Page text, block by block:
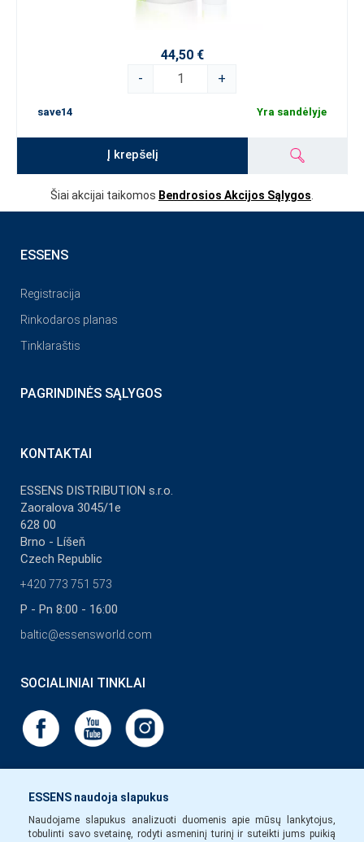
44,50 €
-
+
save14 Yra sandėlyje
Į krepšelį
Šiai akcijai taikomos Bendrosios Akcijos Sąlygos
ESSENS naudoja slapukus
Naudojame slapukus analizuoti duomenis apie mūsų lankytojus,
tobulinti savo svetainę, rodyti asmeninį turinį ir suteikti jums puikią
ESSENS
Registracija
Rinkodaros planas
Tinklaraštis
PAGRINDINĖS SĄLYGOS
KONTAKTAI
ESSENS DISTRIBUTION s.r.o.
Zaoralova 3045/1e
628 00
Brno - Líšeň
Czech Republic
+420 773 751 573
P - Pn 8:00 - 16:00
baltic@essensworld.com
SOCIALINIAI TINKLAI